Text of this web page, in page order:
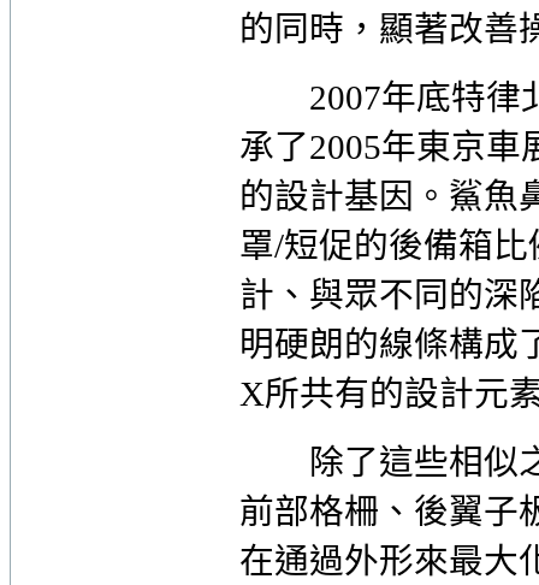
的同時，顯著改善
2007年底特律北
承了2005年東京車
的設計基因。鯊魚
罩/短促的後備箱
計、與眾不同的深
明硬朗的線條構成
X所共有的設計元
除了這些相似之
前部格柵、後翼子
在通過外形來最